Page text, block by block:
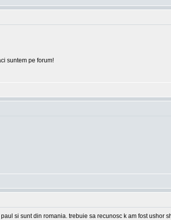
suntem pe forum!
si sunt din romania. trebuie sa recunosc k am fost ushor